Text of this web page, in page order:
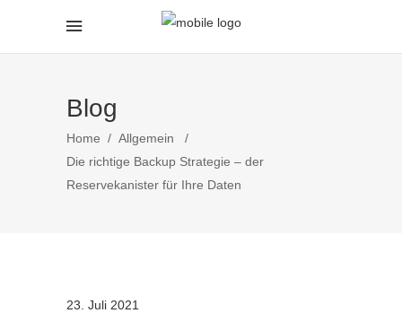
Blog
Home / Allgemein
/
Die richtige Backup Strategie – der
Reservekanister für Ihre Daten
23. Juli 2021